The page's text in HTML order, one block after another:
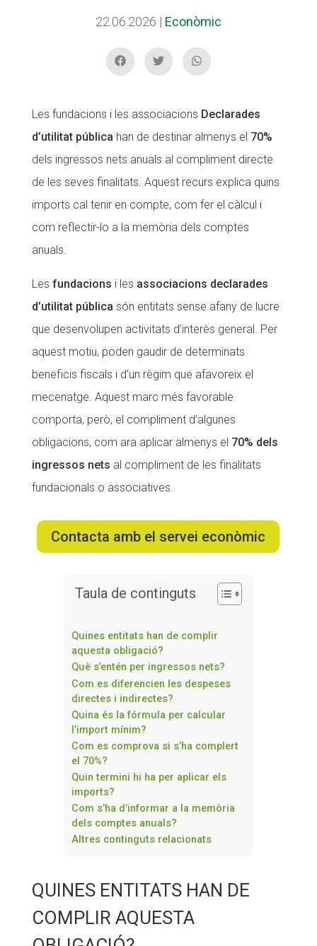
22.06.2026 | Econòmic
Les fundacions i les associacions Declarades
d’utilitat pública han de destinar almenys el 70%
dels ingressos nets anuals al compliment directe
de les seves finalitats. Aquest recurs explica quins
imports cal tenir en compte, com fer el càlcul i
com reflectir-lo a la memòria dels comptes
anuals.
Les fundacions i les associacions declarades
d’utilitat pública són entitats sense afany de lucre
que desenvolupen activitats d’interès general. Per
aquest motiu, poden gaudir de determinats
beneficis fiscals i d’un règim que afavoreix el
mecenatge. Aquest marc més favorable
comporta, però, el compliment d’algunes
obligacions, com ara aplicar almenys el 70% dels
ingressos nets al compliment de les finalitats
fundacionals o associatives.
Contacta amb el servei econòmic
Taula de continguts
Quines entitats han de complir
aquesta obligació?
Què s’entén per ingressos nets?
Com es diferencien les despeses
directes i indirectes?
Quina és la fórmula per calcular
l’import mínim?
Com es comprova si s’ha complert
el 70%?
Quin termini hi ha per aplicar els
imports?
Com s’ha d’informar a la memòria
dels comptes anuals?
Altres continguts relacionats
QUINES ENTITATS HAN DE
COMPLIR AQUESTA
CONEIX FUNDESPLAI
La Fundació
L'equip
Missió i valors
Els comptes clars
Proposta educativa
ACTUALITAT
Notícies
Fundesplai als mitjans
Xarxes socials
Fes voluntariat
Treballa amb nosaltres
CONEIX FUNDESPLAI
La Fundació
L'equip
Missió i valors
Els comptes clars
Proposta educativa
ACTUALITAT
Notícies
Fundesplai als mitjans
Xarxes socials
Fes voluntariat
Treballa amb nosaltres